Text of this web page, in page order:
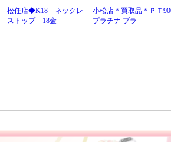
松任店◆K18 ネックレ
ストップ 18金
小松店＊買取品＊ＰＴ
プラチナ ブラ